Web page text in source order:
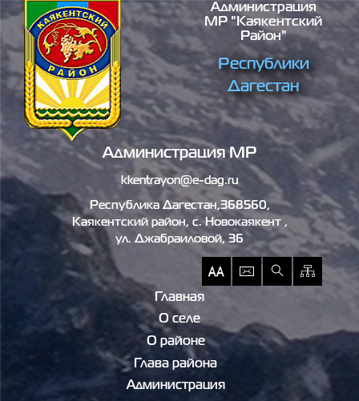
Перейти к основному содержаниюАдминистрация
МР "Каякентский
Район"
Республики
Дагестан
Администрация МР
kkentrayon@e-dag.ru
Республика Дагестан,368560,
Каякентский район, c. Новокаякент ,
ул. Джабраиловой, 36
Главная
О селе
О районе
Глава района
Администрация